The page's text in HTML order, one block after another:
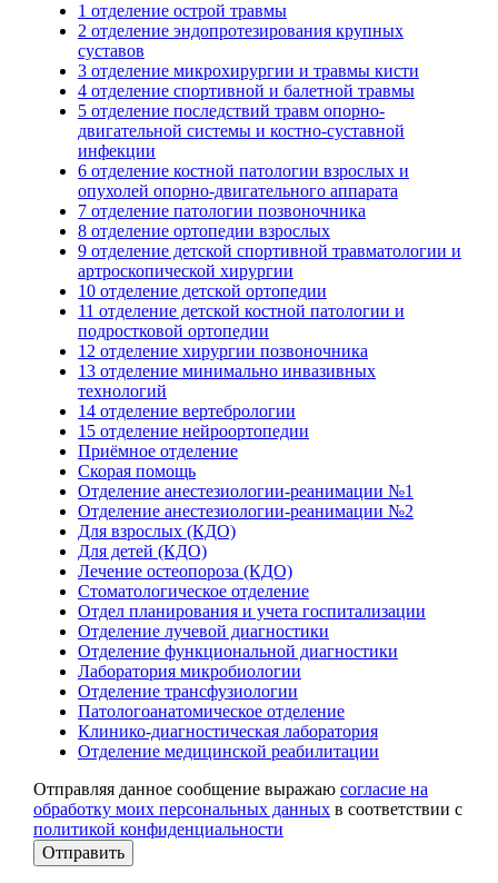
1 отделение острой травмы
2 отделение эндопротезирования крупных
суставов
3 отделение микрохирургии и травмы кисти
4 отделение спортивной и балетной травмы
5 отделение последствий травм опорно-
двигательной системы и костно-суставной
инфекции
6 отделение костной патологии взрослых и
опухолей опорно-двигательного аппарата
7 отделение патологии позвоночника
8 отделение ортопедии взрослых
9 отделение детской спортивной травматологии и
артроскопической хирургии
10 отделение детской ортопедии
11 отделение детской костной патологии и
подростковой ортопедии
12 отделение хирургии позвоночника
13 отделение минимально инвазивных
технологий
14 отделение вертебрологии
15 отделение нейроортопедии
Приёмное отделение
Скорая помощь
Отделение анестезиологии-реанимации №1
Отделение анестезиологии-реанимации №2
Для взрослых (КДО)
Для детей (КДО)
Лечение остеопороза (КДО)
Стоматологическое отделение
Отдел планирования и учета госпитализации
Отделение лучевой диагностики
Отделение функциональной диагностики
Лаборатория микробиологии
Отделение трансфузиологии
Патологоанатомическое отделение
Клинико-диагностическая лаборатория
Отделение медицинской реабилитации
Отправляя данное сообщение выражаю согласие на
обработку моих персональных данных в соответствии с
политикой конфиденциальности
Отправить